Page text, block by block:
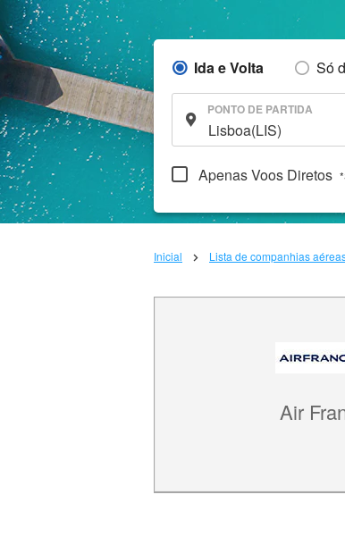
Ida e Volta Só
PONTO DE PARTIDA
Apenas Voos Diretos
Inicial Lista de companhias
Air